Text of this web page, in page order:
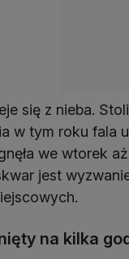
się z nieba.
w tym roku fala
we wtorek
jest
na kilka